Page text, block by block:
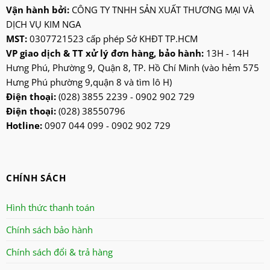
kangaroo
kangen
kdk
ktp
lifan
Mitsubishi
nanoco
ninosun
oulai
Panasonic
robot
Vận hành bởi: CÔNG TY TNHH SẢN XUẤT THƯƠNG MẠI VÀ
DỊCH VỤ KIM NGA
MST: 0307721523 cấp phép Sở KHĐT TP.HCM
VP giao dịch & TT xử lý đơn hàng, bảo hành:13H - 14H
Hưng Phú, Phường 9, Quận 8, TP. Hồ Chí Minh (vào hẻm 575
Hưng Phú phường 9,quận 8 và tìm lô H)
Điện thoại: (028) 3855 2239 - 0902 902 729
Điện thoại: (028) 38550796
Hotline:0907 044 099 - 0902 902 729
CHÍNH SÁCH
Hình thức thanh toán
Chính sách bảo hành
Chính sách đổi & trả hàng